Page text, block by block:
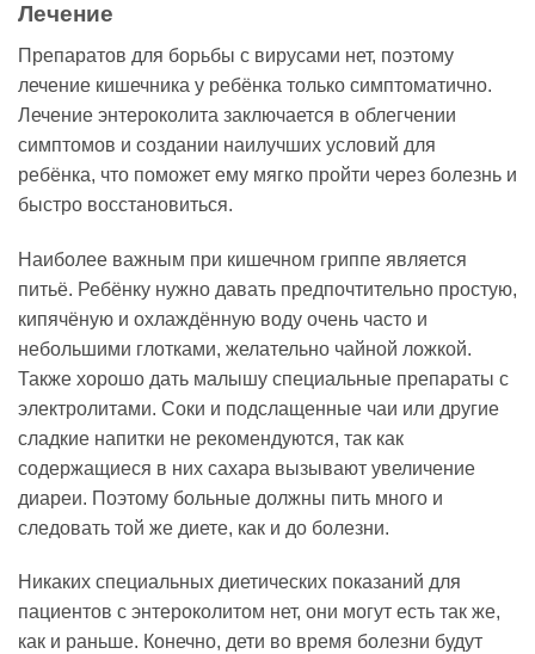
Лечение
Препаратов для борьбы с вирусами нет, поэтому
лечение кишечника у ребёнка только симптоматично.
Лечение энтероколита заключается в облегчении
симптомов и создании наилучших условий для
ребёнка, что поможет ему мягко пройти через болезнь и
быстро восстановиться.
Наиболее важным при кишечном гриппе является
питьё. Ребёнку нужно давать предпочтительно простую,
кипячёную и охлаждённую воду очень часто и
небольшими глотками, желательно чайной ложкой.
Также хорошо дать малышу специальные препараты с
электролитами. Соки и подслащенные чаи или другие
сладкие напитки не рекомендуются, так как
содержащиеся в них сахара вызывают увеличение
диареи. Поэтому больные должны пить много и
следовать той же диете, как и до болезни.
Никаких специальных диетических показаний для
пациентов с энтероколитом нет, они могут есть так же,
как и раньше. Конечно, дети во время болезни будут